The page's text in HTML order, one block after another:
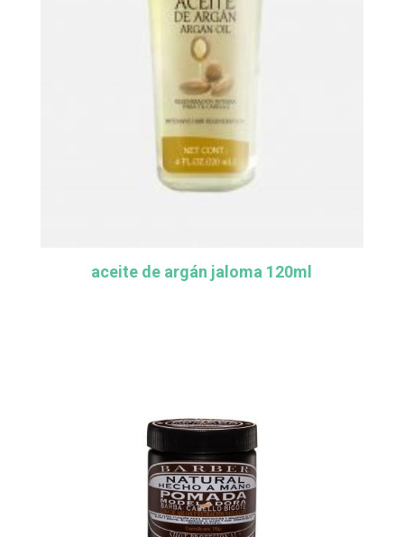
aceite de argán jaloma 120ml